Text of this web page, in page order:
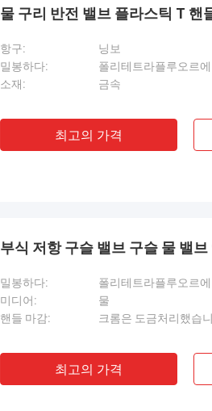
물 구리 반전 밸브 플라스틱 T 핸
항구:
닝보
밀봉하다:
폴리테트라플루오르
소재:
금속
최고의 가격
부식 저항 구슬 밸브 구슬 물 밸브
밀봉하다:
폴리테트라플루오르
미디어:
물
핸들 마감:
크롬은 도금처리했습
최고의 가격